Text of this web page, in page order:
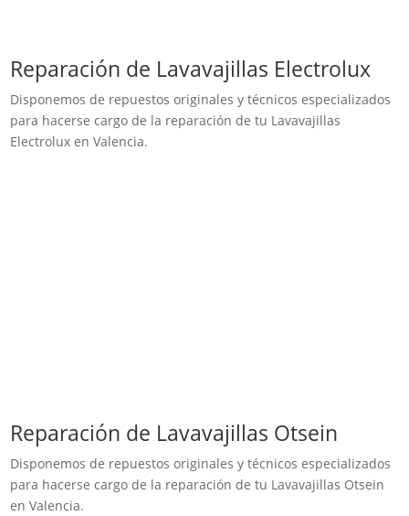
Reparación de Lavavajillas Electrolux
Disponemos de repuestos originales y técnicos especializados
para hacerse cargo de la reparación de tu Lavavajillas
Electrolux en Valencia.
Reparación de Lavavajillas Otsein
Disponemos de repuestos originales y técnicos especializados
para hacerse cargo de la reparación de tu Lavavajillas Otsein
en Valencia.